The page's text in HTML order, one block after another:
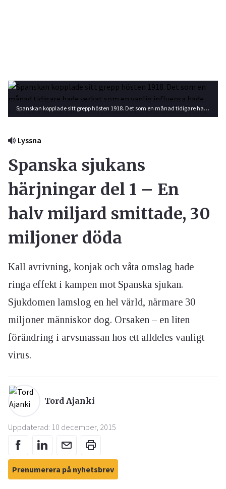
Spanskan kopplade sitt grepp hösten 1918. Det som en månad tidigare hade verkat som en vanlig influensa hade blivit den värsta farsoten i modern tid. Foto: Shutterstock
Lyssna
Spanska sjukans
härjningar del 1 – En
halv miljard smittade, 30
miljoner döda
Kall avrivning, konjak och våta omslag hade
ringa effekt i kampen mot Spanska sjukan.
Sjukdomen lamslog en hel värld, närmare 30
miljoner människor dog. Orsaken – en liten
förändring i arvsmassan hos ett alldeles vanligt
virus.
Tord Ajanki
Uppdaterad: 10 december, 2015
Prenumerera på nyhetsbrev